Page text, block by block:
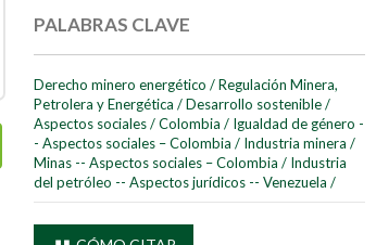
PALABRAS CLAVE
Derecho minero energético / Regulación Minera,
Petrolera y Energética / Desarrollo sostenible /
Aspectos sociales / Colombia / Igualdad de género -
- Aspectos sociales – Colombia / Industria minera /
Minas -- Aspectos sociales – Colombia / Industria
del petróleo -- Aspectos jurídicos -- Venezuela /